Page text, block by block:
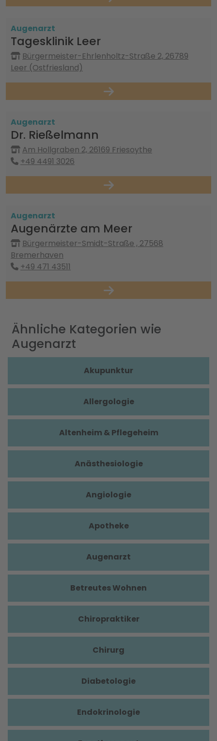
Augenarzt
Tagesklinik Leer
Bürgermeister-Ehrlenholtz-Straße 2, 26789
Leer (Ostfriesland)
Augenarzt
Dr. Rießelmann
Am Hollgraben 2, 26169 Friesoythe
+49 4491 3026
Augenarzt
Augenärzte am Meer
Bürgermeister-Smidt-Straße , 27568
Bremerhaven
+49 471 43511
Ähnliche Kategorien wie
Augenarzt
Akupunktur
Allergologie
Altenheim & Pflegeheim
Anästhesiologie
Angiologie
Apotheke
Augenarzt
Betreutes Wohnen
Chiropraktiker
Chirurg
Diabetologie
Endokrinologie